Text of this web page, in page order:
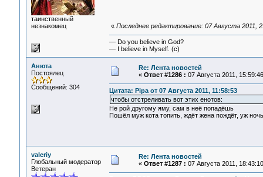
таинственный
незнакомец
« Последнее редактирование: 07 Августа 2011,
— Do you believe in God?
— I believe in Myself. (c)
Анюта
Постоялец
Сообщений: 304
Re: Лента новостей
« Ответ #1286 : 07 Августа 2011,
Цитата: Pipa от 07 Августа 2011, 11:58:53
чтобы отстреливать вот этих енотов:
Не рой другому яму, сам в неё попадёшь
Пошёл муж кота топить, ждёт жена пождёт, уж
valeriy
Глобальный модератор
Ветеран
Re: Лента новостей
« Ответ #1287 : 07 Августа 2011,